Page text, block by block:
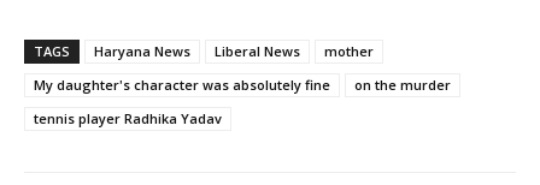
TAGS Haryana News Liberal News
mother
My daughter's character was absolutely fine
on the murder
tennis player Radhika Yadav